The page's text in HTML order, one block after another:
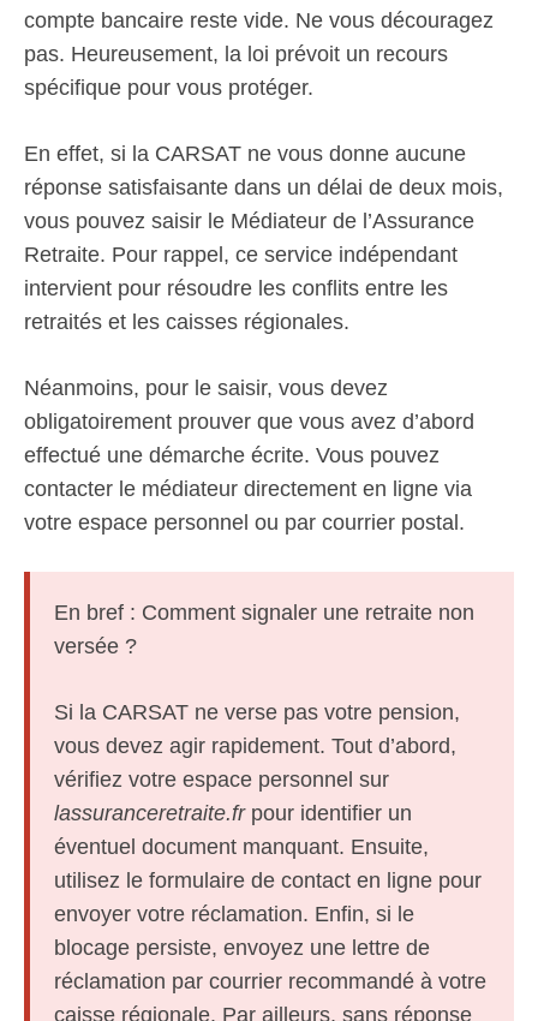
compte bancaire reste vide. Ne vous découragez
pas. Heureusement, la loi prévoit un recours
spécifique pour vous protéger.
En effet, si la CARSAT ne vous donne aucune
réponse satisfaisante dans un délai de deux mois,
vous pouvez saisir le Médiateur de l’Assurance
Retraite. Pour rappel, ce service indépendant
intervient pour résoudre les conflits entre les
retraités et les caisses régionales.
Néanmoins, pour le saisir, vous devez
obligatoirement prouver que vous avez d’abord
effectué une démarche écrite. Vous pouvez
contacter le médiateur directement en ligne via
votre espace personnel ou par courrier postal.
En bref : Comment signaler une retraite non
versée ?
Si la CARSAT ne verse pas votre pension,
vous devez agir rapidement. Tout d’abord,
vérifiez votre espace personnel sur
lassuranceretraite.frpour identifier un
éventuel document manquant. Ensuite,
utilisez le formulaire de contact en ligne pour
envoyer votre réclamation. Enfin, si le
blocage persiste, envoyez une lettre de
réclamation par courrier recommandé à votre
caisse régionale. Par ailleurs, sans réponse